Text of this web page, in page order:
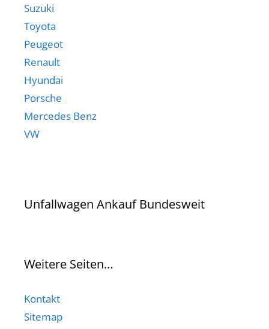
Suzuki
Toyota
Peugeot
Renault
Hyundai
Porsche
Mercedes Benz
VW
Unfallwagen Ankauf Bundesweit
Weitere Seiten…
Kontakt
Sitemap